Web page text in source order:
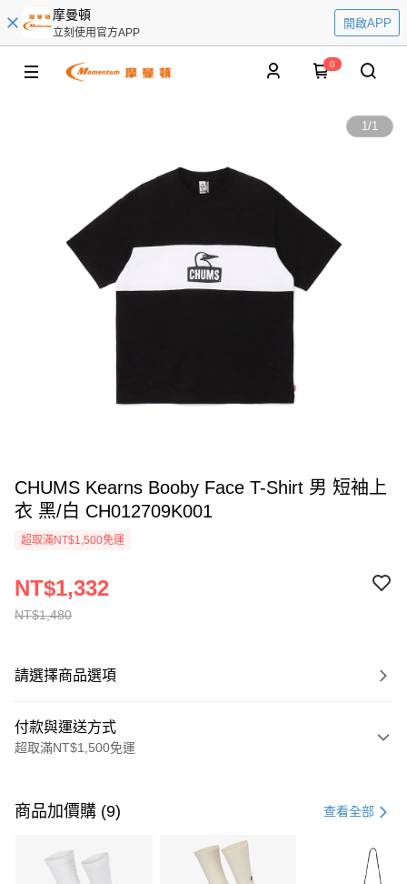
摩曼頓
立刻使用官方APP
開啟APP
0
1/1
CHUMS Kearns Booby Face T-Shirt 男 短袖上
衣 黑/白 CH012709K001
超取滿NT$1,500免運
NT$1,480
NT$1,332
請選擇商品選項
付款與運送方式
超取滿NT$1,500免運
信用卡一次付款
3 期 0 利率 每期 21家銀行
商品加價購 (9) 查看全部